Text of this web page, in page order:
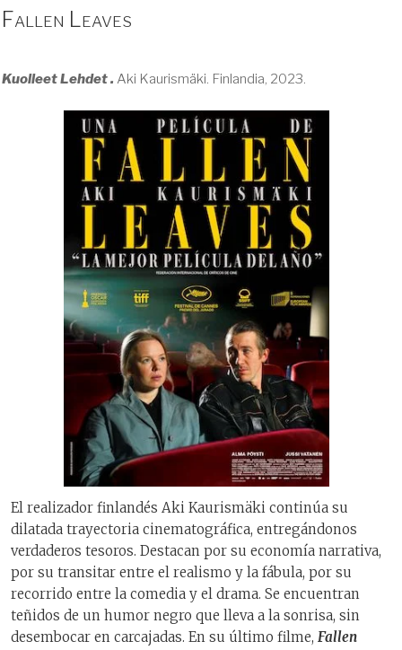
Fallen Leaves
Kuolleet Lehdet . Aki Kaurismäki. Finlandia, 2023.
El realizador finlandés Aki Kaurismäki continúa su
dilatada trayectoria cinematográfica, entregándonos
verdaderos tesoros. Destacan por su economía narrativa,
por su transitar entre el realismo y la fábula, por su
recorrido entre la comedia y el drama. Se encuentran
teñidos de un humor negro que lleva a la sonrisa, sin
desembocar en carcajadas. En su último filme, Fallen